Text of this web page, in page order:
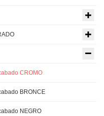
CROMO
BRONCE
NEGRO